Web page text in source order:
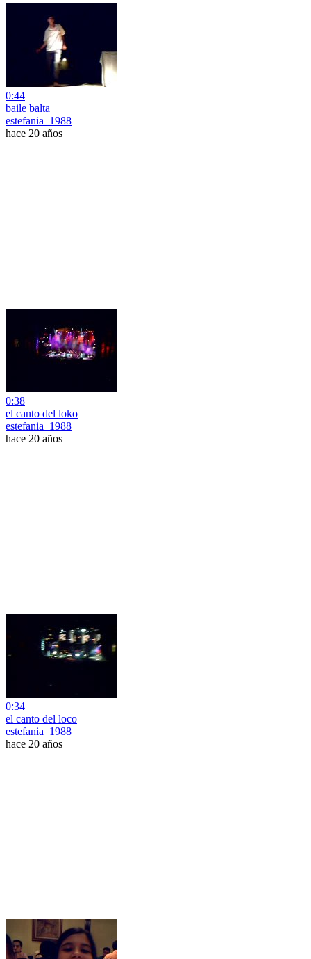
0:44
baile balta
estefania_1988
hace 20 años
0:38
el canto del loko
estefania_1988
hace 20 años
0:34
el canto del loco
estefania_1988
hace 20 años